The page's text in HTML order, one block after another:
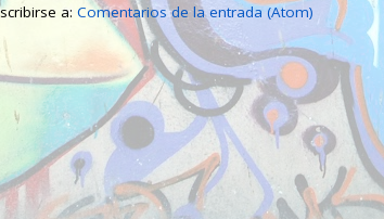
a: Comentarios de la entrada (Atom)